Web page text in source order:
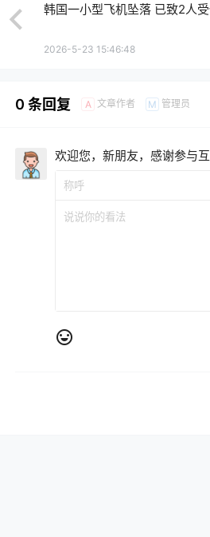
韩国一小型飞机坠落 已致2人
2026-5-23 15:46:48
0 条回复 A 文章作者 M 管理员
欢迎您，新朋友，感谢参与互